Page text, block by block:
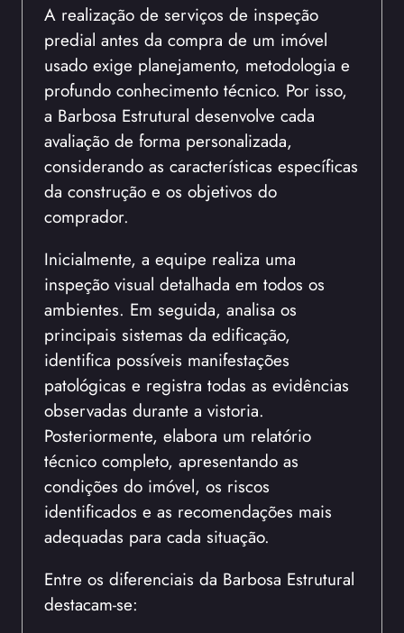
A realização de serviços de inspeção
predial antes da compra de um imóvel
usado exige planejamento, metodologia e
profundo conhecimento técnico. Por isso,
a Barbosa Estrutural desenvolve cada
avaliação de forma personalizada,
considerando as características específicas
da construção e os objetivos do
comprador.
Inicialmente, a equipe realiza uma
inspeção visual detalhada em todos os
ambientes. Em seguida, analisa os
principais sistemas da edificação,
identifica possíveis manifestações
patológicas e registra todas as evidências
observadas durante a vistoria.
Posteriormente, elabora um relatório
técnico completo, apresentando as
condições do imóvel, os riscos
identificados e as recomendações mais
adequadas para cada situação.
Entre os diferenciais da Barbosa Estrutural
destacam-se: